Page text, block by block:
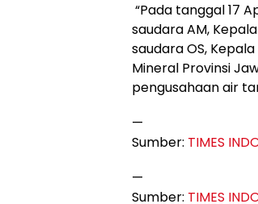
“Pada tanggal 17
saudara AM,
saudara OS,
Mineral Provinsi
pengusahaan air
—
Sumber: TIMES
—
Sumber: TIMES